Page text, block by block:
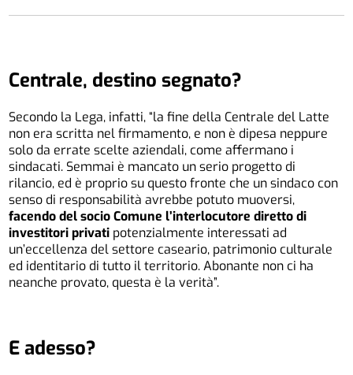
Centrale, destino segnato?
Secondo la Lega, infatti, “la fine della Centrale del Latte
non era scritta nel firmamento, e non è dipesa neppure
solo da errate scelte aziendali, come affermano i
sindacati. Semmai è mancato un serio progetto di
rilancio, ed è proprio su questo fronte che un sindaco con
senso di responsabilità avrebbe potuto muoversi,
facendo del socio Comune l’interlocutore diretto di
investitori privati potenzialmente interessati ad
un’eccellenza del settore caseario, patrimonio culturale
ed identitario di tutto il territorio. Abonante non ci ha
neanche provato, questa è la verità”.
E adesso?